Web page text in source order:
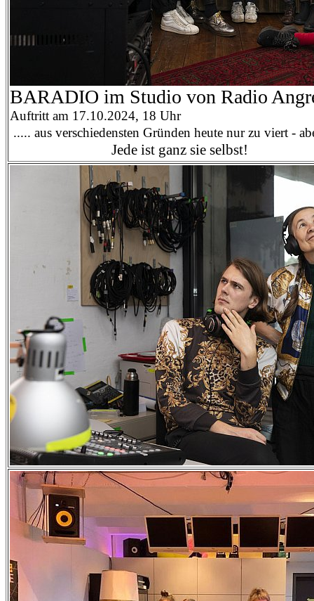
BARADIO im Studio von Radio
Auftritt am 17.10.2024, 18 Uhr
..... aus verschiedensten Gründen heute nur zu viert -
Jede ist ganz sie selbst!